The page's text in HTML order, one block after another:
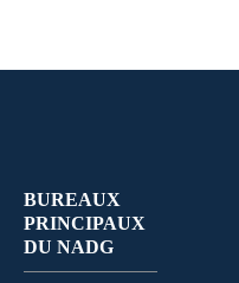
BUREAUX
PRINCIPAUX
DU NADG